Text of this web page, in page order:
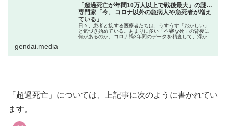
「超過死亡が年間10万人以上で戦後最大」の謎…
専門家「今、コロナ以外の急病人や急死者が増え
ている」
日々、患者と接する医療者たちは、うすうす「おかしい」
と気づき始めている。あまりに多い「不審な死」の背後に
何があるのか。コロナ禍3年間のデータを精査して、浮かび
gendai.media
「超過死亡」については、上記事に次のように書かれてい
ます。